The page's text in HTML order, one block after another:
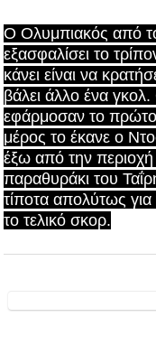
Ο Ολυμπιακός από
εξασφαλίσει το
κάνει είναι να
βάλει άλλο ένα
εφάρμοσαν το πρώτο
μέρος το έκανε ο
έξω από την περιοχή
παραθυράκι του
τίποτα απολύτως
το τελικό σκορ.